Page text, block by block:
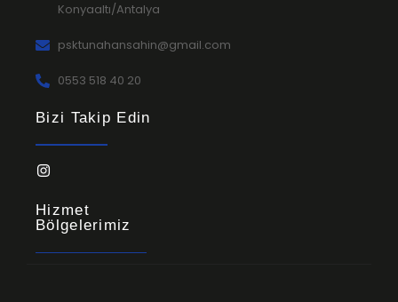
Konyaaltı/Antalya
psktunahansahin@gmail.com
0553 518 40 20
Bizi Takip Edin
Hizmet
Bölgelerimiz